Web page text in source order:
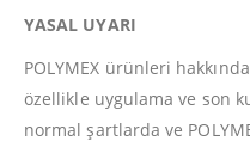
YASAL UYARI
POLYMEX ürünleri
özellikle uygulama ve son
normal şartlarda ve